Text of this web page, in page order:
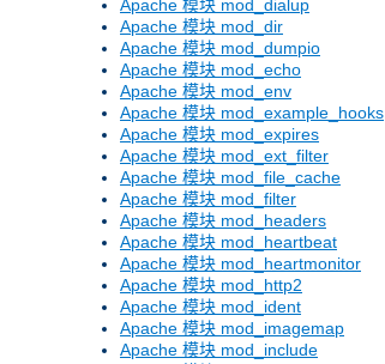
Apache 模块 mod_dialup
Apache 模块 mod_dir
Apache 模块 mod_dumpio
Apache 模块 mod_echo
Apache 模块 mod_env
Apache 模块 mod_example_hooks
Apache 模块 mod_expires
Apache 模块 mod_ext_filter
Apache 模块 mod_file_cache
Apache 模块 mod_filter
Apache 模块 mod_headers
Apache 模块 mod_heartbeat
Apache 模块 mod_heartmonitor
Apache 模块 mod_http2
Apache 模块 mod_ident
Apache 模块 mod_imagemap
Apache 模块 mod_include